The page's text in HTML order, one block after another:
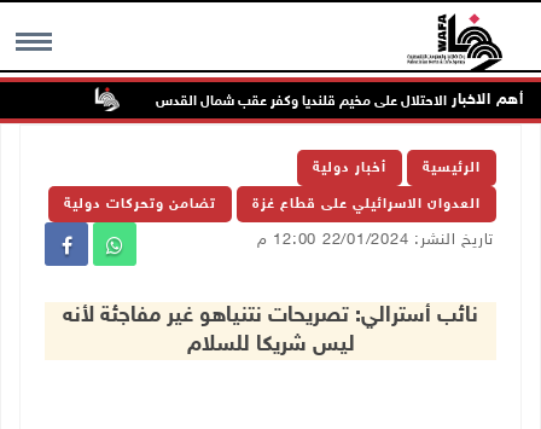
MENU أهم الاخبار
الرئيسية أخبار دولية
العدوان الاسرائيلي على قطاع غزة تضامن وتحركات دولية
تاريخ النشر: 22/01/2024 12:00 م
نائب أسترالي: تصريحات نتنياهو غير مفاجئة لأنه
ليس شريكا للسلام